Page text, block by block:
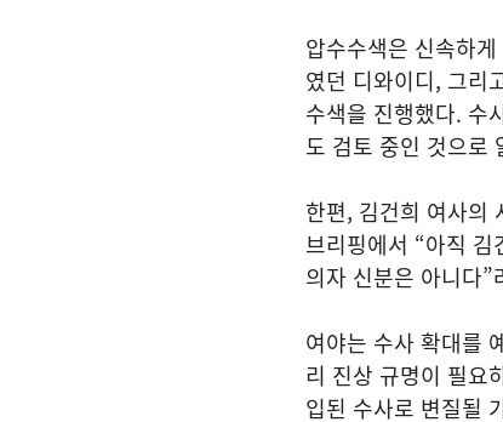
압수수색은 신속하
였던 디와이디, 그리
수색을 진행했다. 수
도 검토 중인 것으로
한편, 김건희 여사의
브리핑에서 “아직
의자 신분은 아니다”
여야는 수사 확대를
리 진상 규명이 필요
입된 수사로 변질될